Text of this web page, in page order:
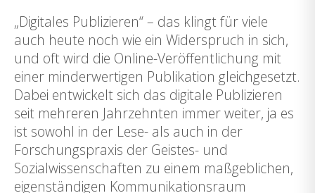
„Digitales Publizieren“ – das klingt für viele
auch heute noch wie ein Widerspruch in sich,
und oft wird die Online-Veröffentlichung mit
einer minderwertigen Publikation gleichgesetzt.
Dabei entwickelt sich das digitale Publizieren
seit mehreren Jahrzehnten immer weiter, ja es
ist sowohl in der Lese- als auch in der
Forschungspraxis der Geistes- und
Sozialwissenschaften zu einem maßgeblichen,
eigenständigen Kommunikationsraum